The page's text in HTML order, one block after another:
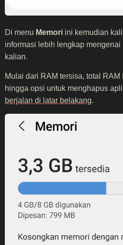
Di menu Memori ini kemudian
informasi lebih lengkap
kalian.
Mulai dari RAM tersisa, total
hingga opsi untuk menghapus
berjalan di latar belakang.